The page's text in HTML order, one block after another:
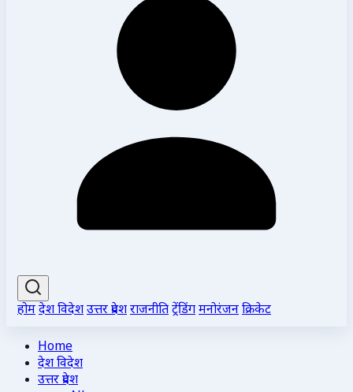
होमदेश विदेशउत्तर प्रदेशराजनीतिट्रेंडिंगमनोरंजनक्रिकेट
Home
देश विदेश
उत्तर प्रदेश